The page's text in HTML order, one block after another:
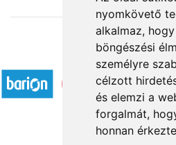
nyomkövető
alkalmaz,
böngészési
személyre
célzott
és elemzi a
forgalmát,
honnan
Accepted